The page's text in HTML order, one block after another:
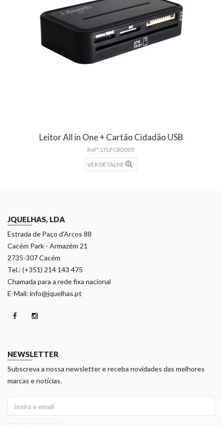
Leitor All in One + Cartão Cidadão USB
Refª: LTLFCRD005
VER DETALHE
JQUELHAS, LDA
Estrada de Paço d'Arcos 88
Cacém Park - Armazém 21
2735-307 Cacém
Tel.: (+351) 214 143 475
Chamada para a rede fixa nacional
E-Mail: info@jquelhas.pt
NEWSLETTER
Subscreva a nossa newsletter e receba novidades das melhores
marcas e noticias.